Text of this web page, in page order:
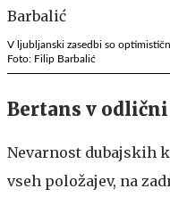
V ljubljanski zasedbi so
Foto: Filip Barbalić
Bertans v
Nevarnost dubajskih
vseh položajev, na